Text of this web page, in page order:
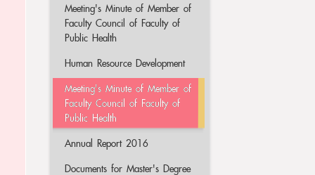
Meeting's Minute of Member of
Faculty Council of Faculty of
Public Health
Human Resource Development
Meeting's Minute of Member of
Faculty Council of Faculty of
Public Health
Annual Report 2016
Documents for Master's Degree